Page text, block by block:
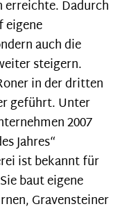
Dadurch
eigene
auch die
steigern.
in der dritten
geführt. Unter
2007
Jahres“
ist bekannt für
baut eigene
Gravensteiner